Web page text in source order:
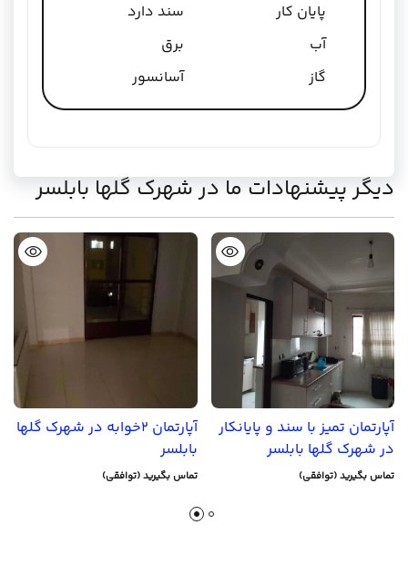
پایان کار
سند دارد
آب
برق
گاز
آسانسور
دیگر پیشنهادات ما در شهرک گلها بابلسر
آپارتمان 2خوابه در شهرک گلها
بابلسر
تماس بگیرید (توافقی)
آپارتمان تمیز با سند و پایانکار
در شهرک گلها بابلسر
تماس بگیرید (توافقی)